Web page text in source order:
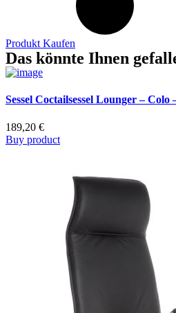
Produkt Kaufen
Das könnte Ihnen
Sessel Coctailsessel Lounger –
189,20 €
Buy product